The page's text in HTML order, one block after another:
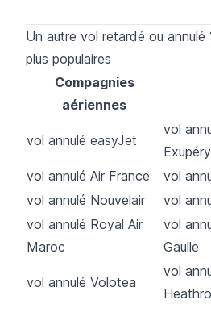
Un autre vol retardé ou annulé
plus populaires
Compagnies
aériennes
vol annulé easyJet
vol
Exupéry
vol annulé Air France
vol
vol annulé Nouvelair
vol
vol annulé Royal Air
Maroc
vol
Gaulle
vol annulé Volotea
vol